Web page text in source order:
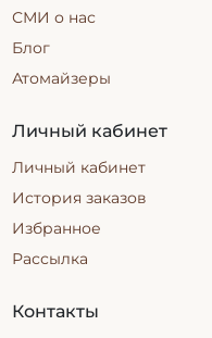
СМИ о нас
Блог
Атомайзеры
Личный кабинет
Личный кабинет
История заказов
Избранное
Рассылка
Контакты